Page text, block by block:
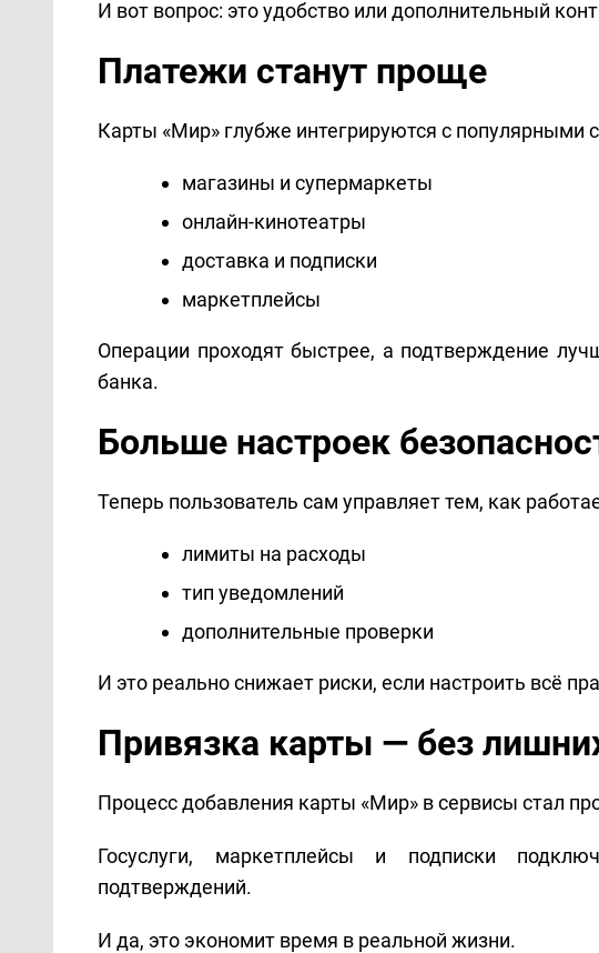
И вот вопрос: это удобство или дополнительный
Платежи станут проще
Карты «Мир» глубже интегрируются с популярными
магазины и супермаркеты
онлайн-кинотеатры
доставка и подписки
маркетплейсы
Операции проходят быстрее, а подтверждение
банка.
Больше настроек
Теперь пользователь сам управляет тем, как
лимиты на расходы
тип уведомлений
дополнительные проверки
И это реально снижает риски, если настроить всё
Привязка карты — без
Процесс добавления карты «Мир» в сервисы стал
Госуслуги, маркетплейсы и подписки
подтверждений.
И да, это экономит время в реальной жизни.